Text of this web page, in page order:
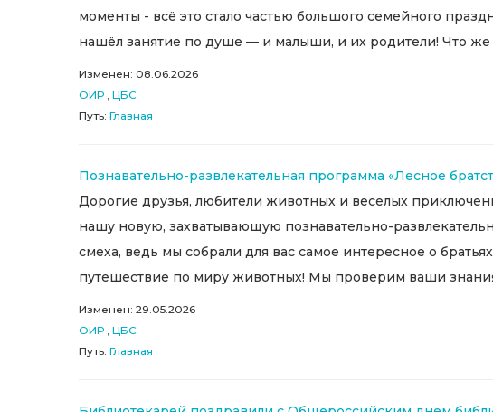
моменты - всё это стало частью большого семейного
нашёл занятие по душе — и малыши, и их родители! Что же
Изменен: 08.06.2026
ОИР , ЦБС
Путь: Главная
Познавательно-развлекательная программа «Лесное
Дорогие друзья, любители животных и веселых
нашу новую, захватывающую познавательно-
смеха, ведь мы собрали для вас самое интересное о
путешествие по миру животных! Мы проверим ваши
Изменен: 29.05.2026
ОИР , ЦБС
Путь: Главная